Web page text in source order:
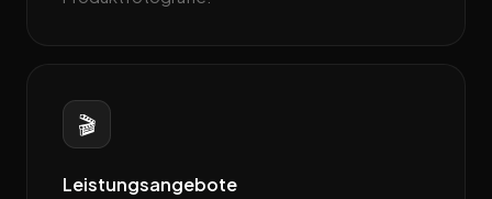
🎬
Leistungsangebote